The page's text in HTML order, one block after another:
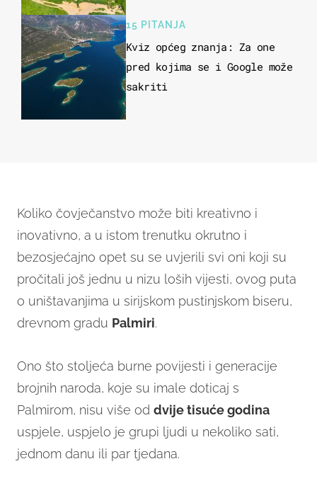
15 PITANJA
Kviz općeg znanja: Za one
pred kojima se i Google može
sakriti
Koliko čovječanstvo može biti kreativno i
inovativno, a u istom trenutku okrutno i
bezosjećajno opet su se uvjerili svi oni koji su
pročitali još jednu u nizu loših vijesti, ovog puta
o uništavanjima u sirijskom pustinjskom biseru,
drevnom gradu Palmiri.
Ono što stoljeća burne povijesti i generacije
brojnih naroda, koje su imale doticaj s
Palmirom, nisu više od dvije tisuće godina
uspjele, uspjelo je grupi ljudi u nekoliko sati,
jednom danu ili par tjedana.